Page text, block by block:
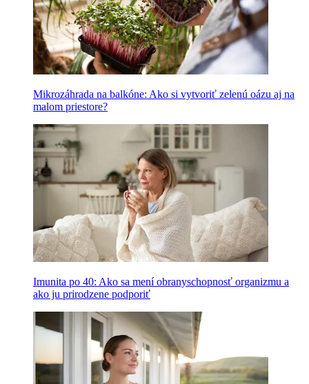
Mikrozáhrada na balkóne: Ako si vytvoriť zelenú oázu aj na
malom priestore?
Imunita po 40: Ako sa mení obranyschopnosť organizmu a
ako ju prirodzene podporiť